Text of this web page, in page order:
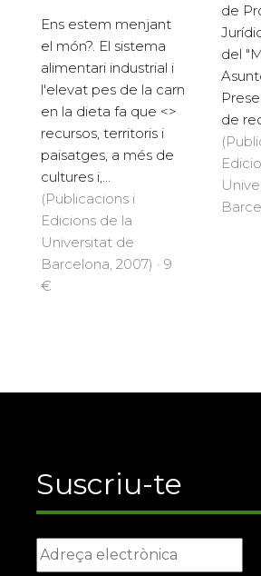
Ens estem menjant
el món?. El sistema
alimentari industrial i
l'elevat pes de la carn
en la dieta fa que <>
recursos, territoris i
paisatges, a més de
cultures i,...
(Publicacions i
Edicions de la
Universitat de
Barcelona, 2007) · 9
€
de
del
de
Suscriu-te